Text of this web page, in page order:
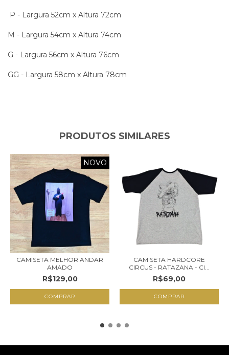
P - Largura 52cm x Altura 72cm
M - Largura 54cm x Altura 74cm
G - Largura 56cm x Altura 76cm
GG - Largura 58cm x Altura 78cm
PRODUTOS SIMILARES
NOVO
CAMISETA MELHOR ANDAR
AMADO
R$129,00
COMPRAR
CAMISETA HARDCORE
CIRCUS - RATAZANA - CI...
R$69,00